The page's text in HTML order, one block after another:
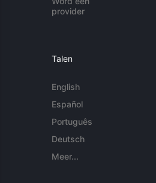
provider
Talen
English
Español
Português
Deutsch
Meer...